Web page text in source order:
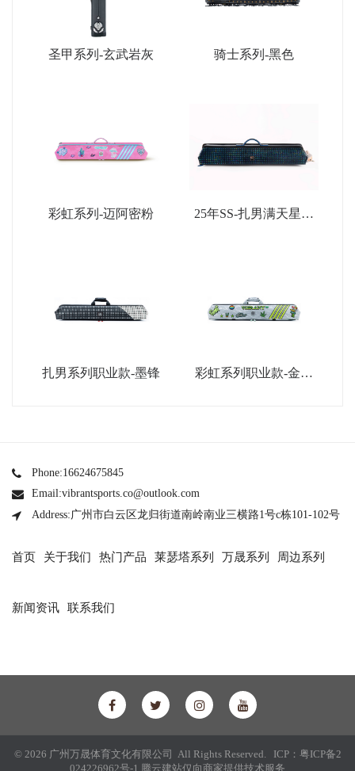
圣甲系列-玄武岩灰 骑士系列-黑色
彩虹系列-迈阿密粉
25年SS-扎男满天星限
扎男系列职业款-墨锋
彩虹系列职业款-金属
Phone:16624675845
Email:vibrantsports.co@outlook.com
Address:广州市白云区龙归街道南岭南业三横路1号c栋101-102号
首页 关于我们 热门产品 莱瑟塔系列 万晟系列 周边系列
新闻资讯 联系我们
© 2026 广州万晟体育文化有限公司 All Rights Reserved. ICP： 粤ICP备2
024226962号-1 腾云建站仅向商家提供技术服务